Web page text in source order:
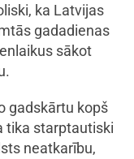
ka Latvijas
gadadienas
sākot
gadskārtu kopš
tika starptautiski
neatkarību,